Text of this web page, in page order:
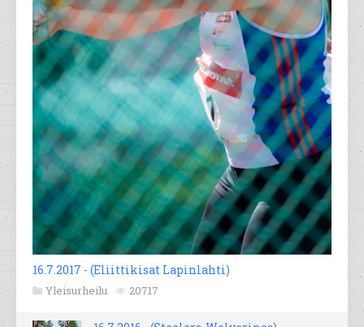
16.7.2017 - (Eliittikisat Lapinlahti)
Yleisurheilu 20717